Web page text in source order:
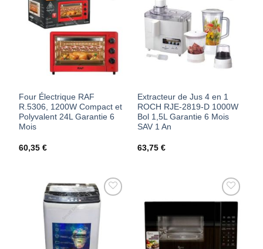
AJOUTER
À MES
Four Électrique RAF
R.5306, 1200W Compact et
Polyvalent 24L Garantie 6
Mois
60,35€
AJOUTER
À MES
FAVORIS
Extracteur de Jus 4 en 1
ROCH RJE-2819-D 1000W
Bol 1,5L Garantie 6 Mois
SAV 1 An
63,75 €
AJOUTER
FAVORIS
À MES
FAVORIS